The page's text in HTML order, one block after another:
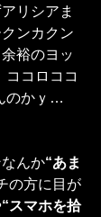
リシアま
ンカクン
裕のヨッ
ココロココ
のかｙ…
んか“あま
の方に目が
“スマホを拾